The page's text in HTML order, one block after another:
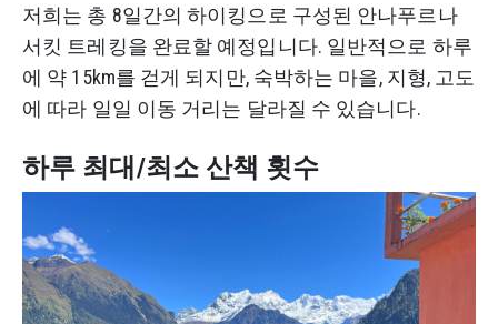
저희는 총 8일간의 하이킹으로 구성된 안나푸르나
서킷 트레킹을 완료할 예정입니다. 일반적으로 하루
에 약 15km를 걷게 되지만, 숙박하는 마을, 지형, 고도
에 따라 일일 이동 거리는 달라질 수 있습니다.
하루 최대/최소 산책 횟수